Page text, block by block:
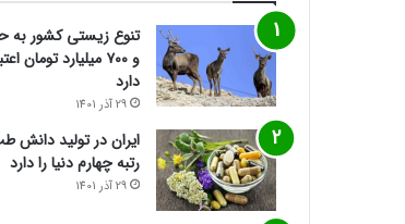
تنوع زیستی کشور به
و ۷۰۰ میلیارد تومان
دارد
29 آذر 1401
ایران در تولید دانش
رتبه چهارم دنیا را دارد
29 آذر 1401